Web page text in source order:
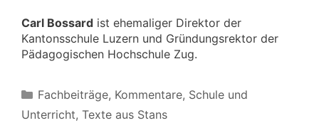
Carl Bossard ist ehemaliger Direktor der
Kantonsschule Luzern und Gründungsrektor der
Pädagogischen Hochschule Zug.
Kategorien
Fachbeiträge, Kommentare, Schule und
Unterricht, Texte aus Stans